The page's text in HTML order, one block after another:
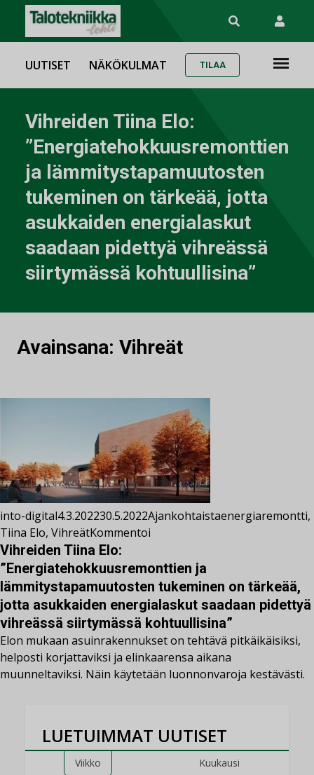
UUTISET NÄKÖKULMAT TILAA
Vihreiden Tiina Elo:
”Energiatehokkuusremonttien
ja lämmitystapamuutosten
tukeminen on tärkeää, jotta
asukkaiden energialaskut
saadaan pidettyä vihreässä
siirtymässä kohtuullisina”
Avainsana: Vihreät
into-digital4.3.202230.5.2022Ajankohtaistaenergiaremontti,
Tiina Elo, VihreätKommentoi
Vihreiden Tiina Elo:
”Energiatehokkuusremonttien ja
lämmitystapamuutosten tukeminen on tärkeää,
jotta asukkaiden energialaskut saadaan pidettyä
vihreässä siirtymässä kohtuullisina”
Elon mukaan asuinrakennukset on tehtävä pitkäikäisiksi,
helposti korjattaviksi ja elinkaarensa aikana
muunneltaviksi. Näin käytetään luonnonvaroja kestävästi.
LUETUIMMAT UUTISET
Viikko Kuukausi